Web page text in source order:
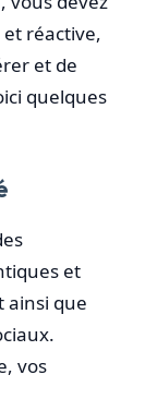
réactive,
et de
quelques
et
ainsi que
vos